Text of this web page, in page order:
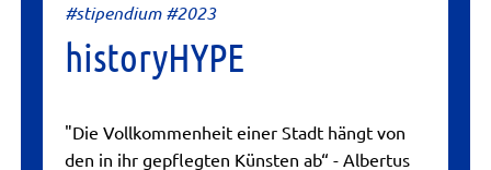
#stipendium #2023
historyHYPE
"Die Vollkommenheit einer Stadt hängt von
den in ihr gepflegten Künsten ab“ - Albertus